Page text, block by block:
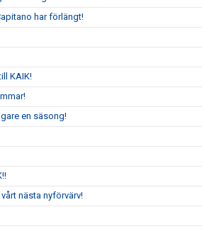
har förlängt!
KAIK!
en säsong!
nästa nyförvärv!